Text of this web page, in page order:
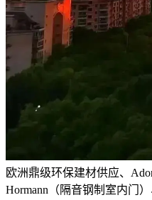
欧洲鼎级环保建材供应、
Hormann（隔音钢制室内门）